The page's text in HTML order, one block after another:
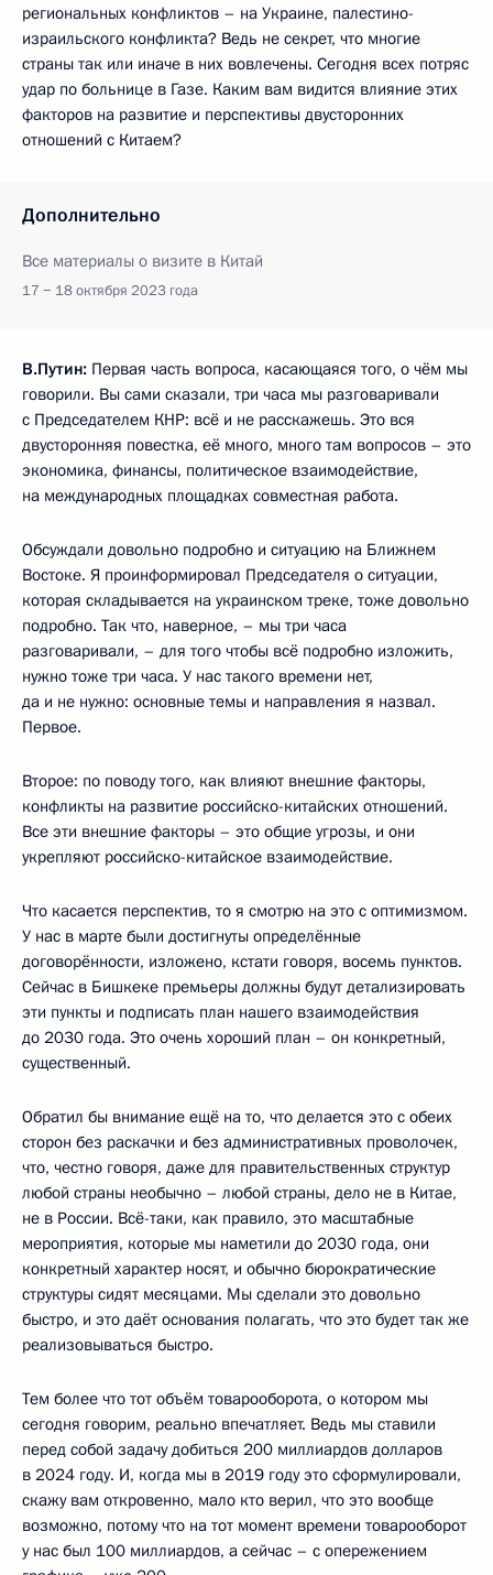
региональных конфликтов – на Украине, палестино-
израильского конфликта? Ведь не секрет, что многие
страны так или иначе в них вовлечены. Сегодня всех потряс
удар по больнице в Газе. Каким вам видится влияние этих
факторов на развитие и перспективы двусторонних
отношений с Китаем?
Дополнительно
Все материалы о визите в Китай
17 − 18 октября 2023 года
В.Путин: Первая часть вопроса, касающаяся того, о чём мы
говорили. Вы сами сказали, три часа мы разговаривали
с Председателем КНР: всё и не расскажешь. Это вся
двусторонняя повестка, её много, много там вопросов – это
экономика, финансы, политическое взаимодействие,
на международных площадках совместная работа.
Обсуждали довольно подробно и ситуацию на Ближнем
Востоке. Я проинформировал Председателя о ситуации,
которая складывается на украинском треке, тоже довольно
подробно. Так что, наверное, – мы три часа
разговаривали, – для того чтобы всё подробно изложить,
нужно тоже три часа. У нас такого времени нет,
да и не нужно: основные темы и направления я назвал.
Первое.
Второе: по поводу того, как влияют внешние факторы,
конфликты на развитие российско-китайских отношений.
Все эти внешние факторы – это общие угрозы, и они
укрепляют российско-китайское взаимодействие.
Что касается перспектив, то я смотрю на это с оптимизмом.
У нас в марте были достигнуты определённые
договорённости, изложено, кстати говоря, восемь пунктов.
Сейчас в Бишкеке премьеры должны будут детализировать
эти пункты и подписать план нашего взаимодействия
до 2030 года. Это очень хороший план – он конкретный,
существенный.
Обратил бы внимание ещё на то, что делается это с обеих
сторон без раскачки и без административных проволочек,
что, честно говоря, даже для правительственных структур
любой страны необычно – любой страны, дело не в Китае,
не в России. Всё-таки, как правило, это масштабные
мероприятия, которые мы наметили до 2030 года, они
конкретный характер носят, и обычно бюрократические
структуры сидят месяцами. Мы сделали это довольно
быстро, и это даёт основания полагать, что это будет так же
реализовываться быстро.
Тем более что тот объём товарооборота, о котором мы
сегодня говорим, реально впечатляет. Ведь мы ставили
перед собой задачу добиться 200 миллиардов долларов
в 2024 году. И, когда мы в 2019 году это сформулировали,
скажу вам откровенно, мало кто верил, что это вообще
возможно, потому что на тот момент времени товарооборот
у нас был 100 миллиардов, а сейчас – с опережением